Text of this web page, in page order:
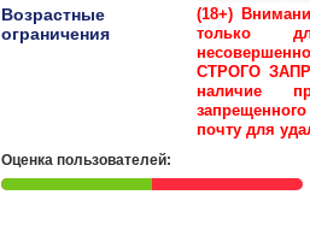
Возрастные
ограничения
(18+)
только
СТРОГО
наличие
почту для
Оценка пользователей: